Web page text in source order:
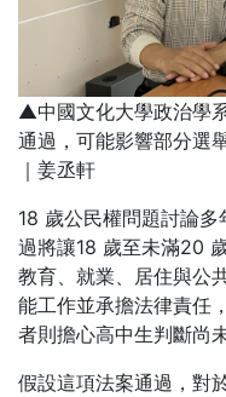
▲中國文化大學政治學
通過，可能影響部分選
｜姜丞軒
18 歲公民權問題討論
過將讓18 歲至未滿20
教育、就業、居住與公
能工作並承擔法律責任
者則擔心高中生判斷尚
假設這項法案通過，對